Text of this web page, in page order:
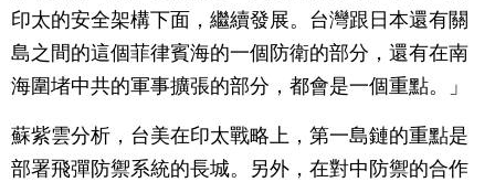
印太的安全架構下面，繼續發展。台灣跟日本還有關
島之間的這個菲律賓海的一個防衛的部分，還有在南
海圍堵中共的軍事擴張的部分，都會是一個重點。」
蘇紫雲分析，台美在印太戰略上，第一島鏈的重點是
部署飛彈防禦系統的長城。另外，在對中防禦的合作